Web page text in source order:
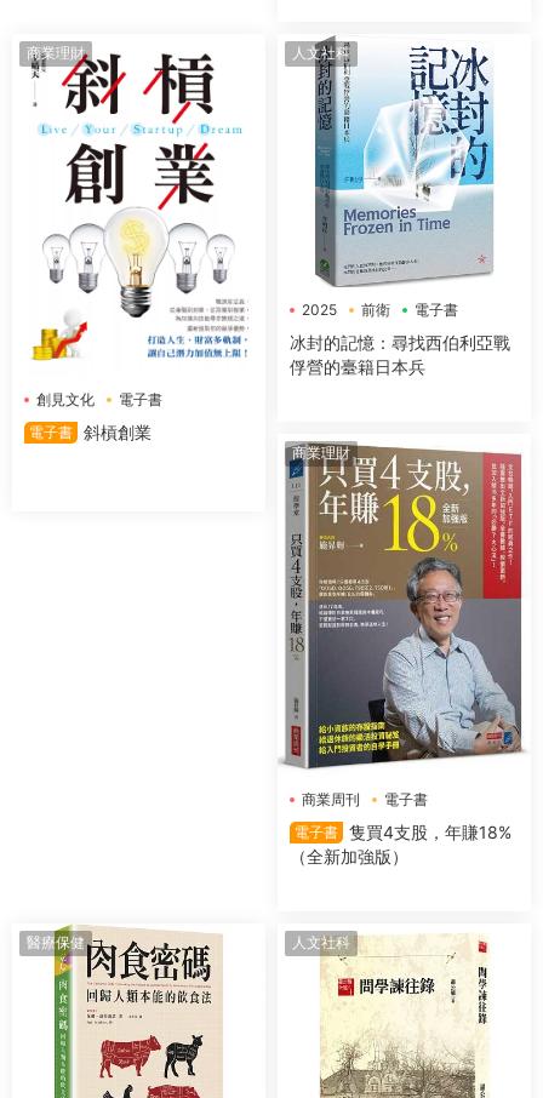
商業理財
創見文化
電子書
電子書 斜槓創業
人文社科
2025 前衛 電子書
冰封的記憶：尋找西伯利亞戰
俘營的臺籍日本兵
商業理財
商業周刊
電子書
電子書 隻買4支股，年賺18%
（全新加強版）
醫療保健 人文社科